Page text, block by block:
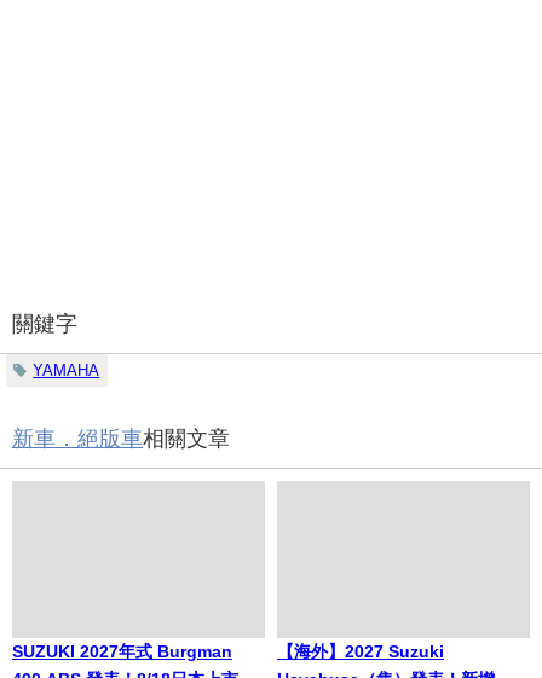
關鍵字
YAMAHA
新車．絕版車相關文章
SUZUKI 2027年式 Burgman
【海外】2027 Suzuki